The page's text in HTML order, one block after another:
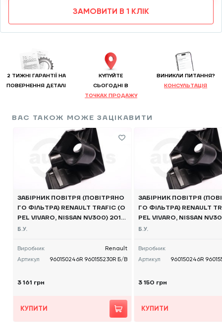
ЗАМОВИТИ В 1 КЛІК
2 ТИЖНІ ГАРАНТІЇ НА
ПОВЕРНЕННЯ ДЕТАЛІ
КУПУЙТЕ
CЬОГОДНІ В
ТОЧКАХ ПРОДАЖУ
ВИНИКЛИ ПИТАННЯ?
КОНСУЛЬТАЦІЯ
ВАС ТАКОЖ МОЖЕ ЗАЦІКАВИТИ
ЗАБІРНИК ПОВІТРЯ (ПОВІТРЯНО
ГО ФІЛЬТРА) RENAULT TRAFIC (O
PEL VIVARO, NISSAN NV300) 2014
Б.У.
Виробник
Renault
Артикул
960150246R 960155230R Б/В
3 161 грн
КУПИТИ
ЗАБІРНИК ПОВІТРЯ
ГО ФІЛЬТРА) RENAULT
PEL VIVARO, NISSAN
Б.У.
Виробник
Артикул
960150246R
3 150 грн
КУПИТИ